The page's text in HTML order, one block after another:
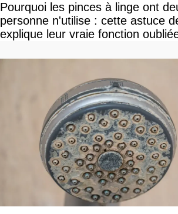
Pourquoi les pinces à linge ont
personne n'utilise : cette astuce
explique leur vraie fonction